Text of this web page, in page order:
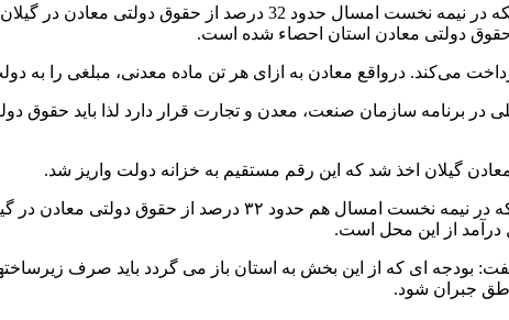
رئیس اداره امور معادن اداره کل صنعت، معدن و تجارت گیلان با بیان
می‌کند. درواقع معادن به ازای هر تن ماده معدنی، مبلغی را به
برنامه سازمان صنعت، معدن و تجارت قرار دارد لذا باید حقوق
رئیس اداره امور معادن سازمان صنعت، معدن و تجارت گیلان با بیان
قرار دارد، گفت: بودجه ای که از این بخش به استان باز می گردد باید صرف
جبران شود.